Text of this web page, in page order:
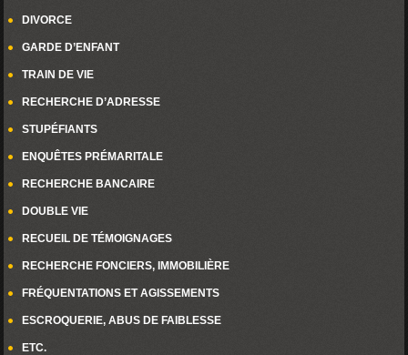
DIVORCE
GARDE D’ENFANT
TRAIN DE VIE
RECHERCHE D’ADRESSE
STUPÉFIANTS
ENQUÊTES PRÉMARITALE
RECHERCHE BANCAIRE
DOUBLE VIE
RECUEIL DE TÉMOIGNAGES
RECHERCHE FONCIERS, IMMOBILIÈRE
FRÉQUENTATIONS ET AGISSEMENTS
ESCROQUERIE, ABUS DE FAIBLESSE
ETC.